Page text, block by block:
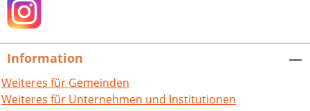
Information
Weiteres für Gemeinden
Weiteres für Unternehmen und Institutionen